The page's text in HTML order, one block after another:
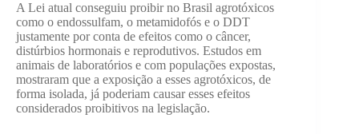
A Lei atual conseguiu proibir no Brasil agrotóxicos
como o endossulfam, o metamidofós e o DDT
justamente por conta de efeitos como o câncer,
distúrbios hormonais e reprodutivos. Estudos em
animais de laboratórios e com populações expostas,
mostraram que a exposição a esses agrotóxicos, de
forma isolada, já poderiam causar esses efeitos
considerados proibitivos na legislação.